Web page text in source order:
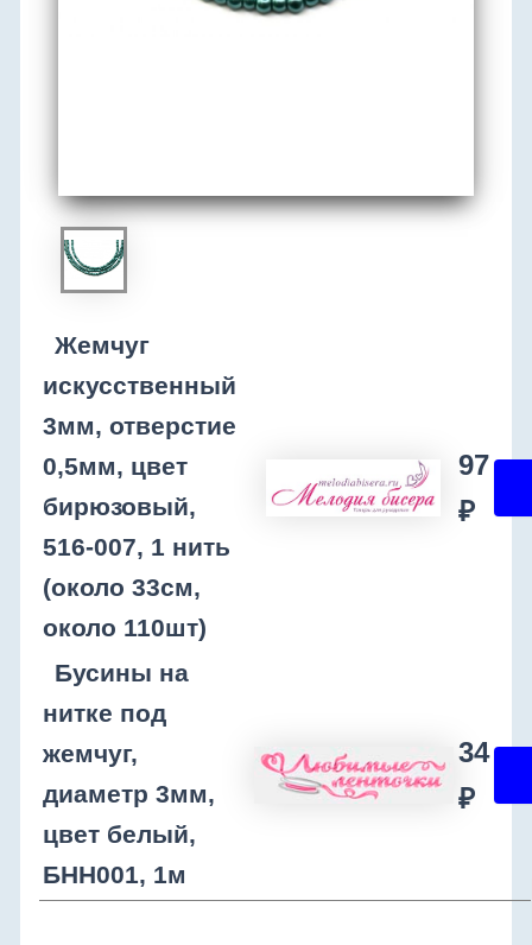
Жемчуг
искусственный
3мм, отверстие
0,5мм, цвет
бирюзовый,
516-007, 1 нить
(около 33см,
около 110шт)
97
₽
Бусины на
нитке под
жемчуг,
диаметр 3мм,
цвет белый,
БНН001, 1м
34
₽